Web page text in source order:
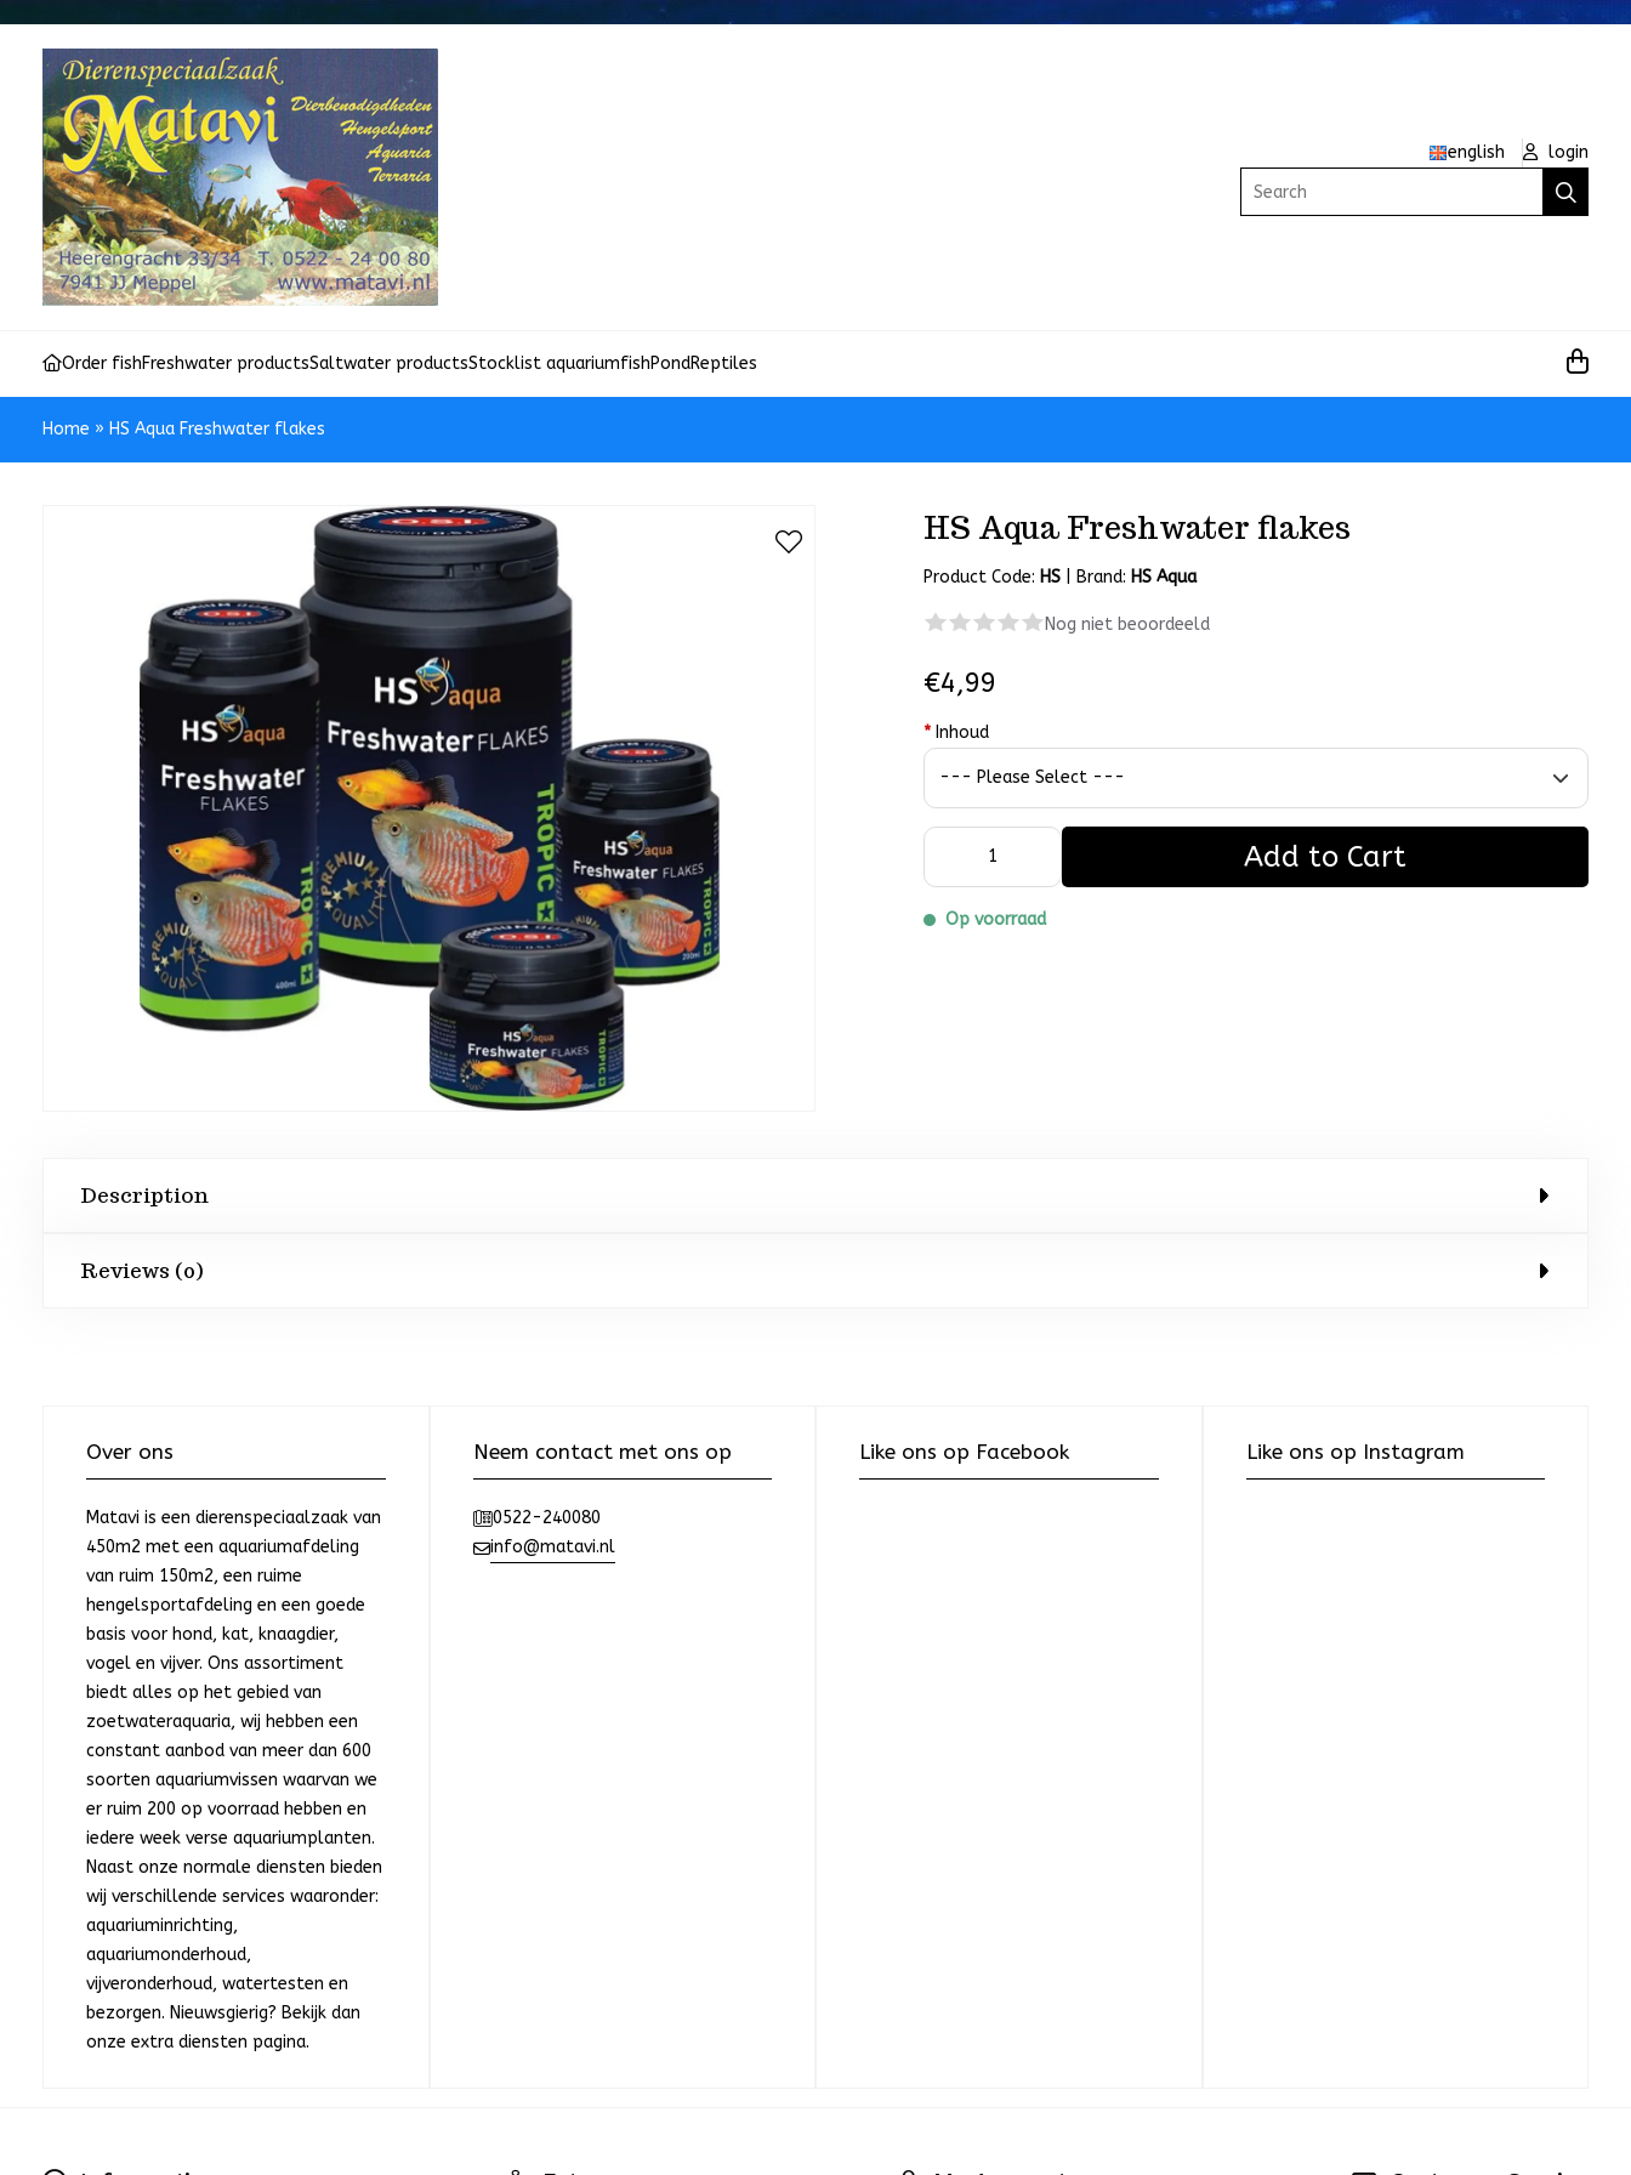
english
login
Search
Order fishFreshwater productsSaltwater productsStocklist aquariumfishPondReptiles
Home » HS Aqua Freshwater flakes
HS Aqua Freshwater flakes
Product Code: HS Brand: HS Aqua
Nog niet beoordeeld
€4,99
* Inhoud
Add to Cart
Op voorraad
Description
Reviews (0)
Over ons
Matavi is een dierenspeciaalzaak van
450m2 met een aquariumafdeling
van ruim 150m2, een ruime
hengelsportafdeling en een goede
basis voor hond, kat, knaagdier,
vogel en vijver. Ons assortiment
biedt alles op het gebied van
zoetwateraquaria, wij hebben een
constant aanbod van meer dan 600
soorten aquariumvissen waarvan we
er ruim 200 op voorraad hebben en
iedere week verse aquariumplanten.
Naast onze normale diensten bieden
wij verschillende services waaronder:
aquariuminrichting,
aquariumonderhoud,
vijveronderhoud, watertesten en
bezorgen. Nieuwsgierig? Bekijk dan
onze extra diensten pagina.
Neem contact met ons op
0522-240080
info@matavi.nl
Like ons op Facebook Like ons op Instagram